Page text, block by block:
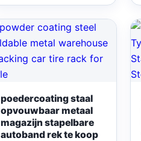
poedercoating staal
opvouwbaar metaal
magazijn stapelbare
autoband rek te koop